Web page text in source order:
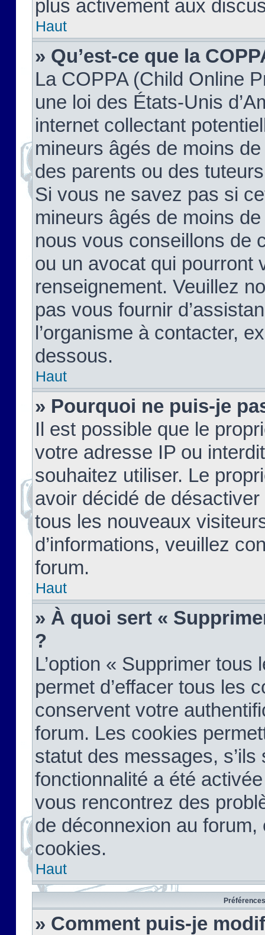
plus activement aux
Haut
» Qu’est-ce que la
La COPPA (Child Online
une loi des États-Unis
internet collectant
mineurs âgés de moins
des parents ou des
Si vous ne savez pas si
mineurs âgés de moins
nous vous conseillons de
ou un avocat qui pourront
renseignement. Veuillez
pas vous fournir
l’organisme à contacter,
dessous.
Haut
» Pourquoi ne puis-je
Il est possible que le
votre adresse IP ou
souhaitez utiliser. Le
avoir décidé de
tous les nouveaux
d’informations, veuillez
forum.
Haut
» À quoi sert «
?
L’option « Supprimer
permet d’effacer tous les
conservent votre
forum. Les cookies
statut des messages,
fonctionnalité a été
vous rencontrez des
de déconnexion au
cookies.
Haut
» Comment puis-je